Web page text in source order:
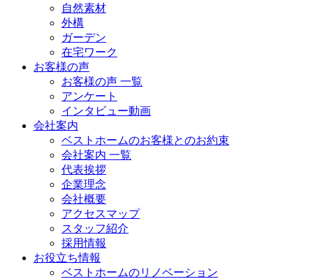
自然素材
外構
ガーデン
在宅ワーク
お客様の声
お客様の声 一覧
アンケート
インタビュー動画
会社案内
ベストホームのお客様とのお約束
会社案内 一覧
代表挨拶
企業理念
会社概要
アクセスマップ
スタッフ紹介
採用情報
お役立ち情報
ベストホームのリノベーション